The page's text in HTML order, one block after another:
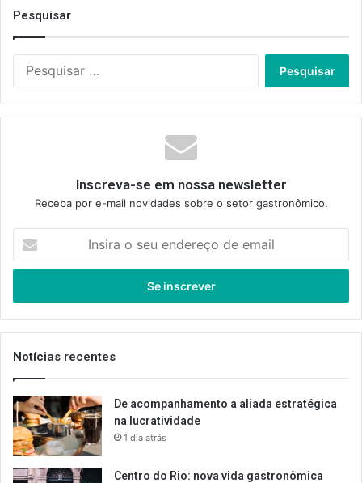
Pesquisar
Inscreva-se em nossa newsletter
Receba por e-mail novidades sobre o setor gastronômico.
seu
de
email
Notícias recentes
De acompanhamento a aliada estratégica
na lucratividade
1 dia atrás
Centro do Rio: nova vida gastronômica